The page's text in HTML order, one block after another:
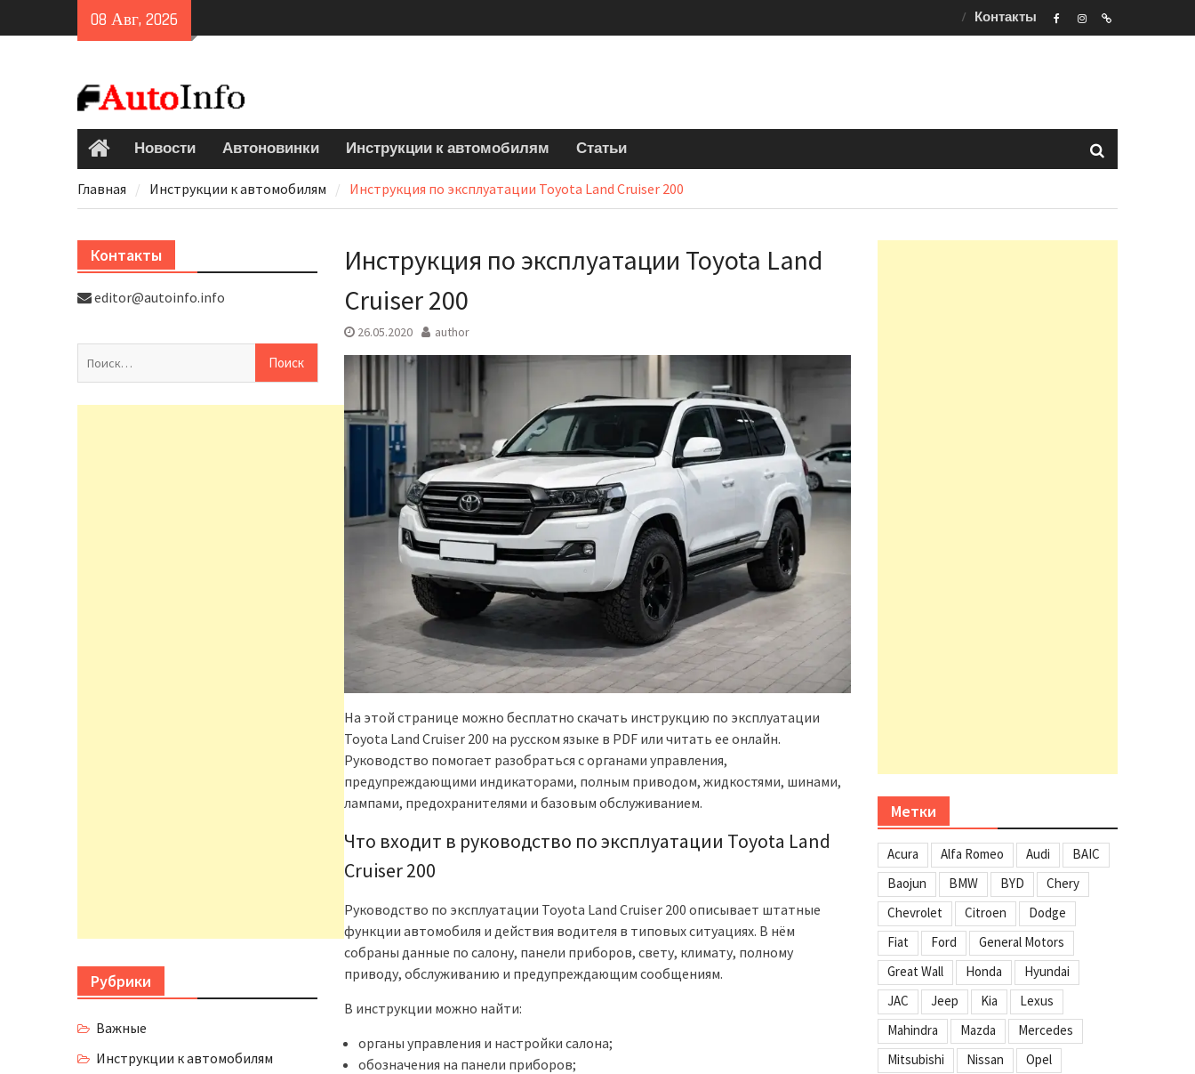
to
08 Авг, 2026 Контакты
Главная
Новости Автоновинки Инструкции к автомобилям Статьи
Главная Инструкции к автомобилям Инструкция по эксплуатации Toyota Land Cruiser 200
Инструкция по эксплуатации Toyota Land
Cruiser 200
26.05.2020 author
На этой странице можно бесплатно скачать инструкцию по эксплуатации
Toyota Land Cruiser 200 на русском языке в PDF или читать ее онлайн.
Руководство помогает разобраться с органами управления,
предупреждающими индикаторами, полным приводом, жидкостями, шинами,
лампами, предохранителями и базовым обслуживанием.
Что входит в руководство по эксплуатации Toyota Land
Cruiser 200
Руководство по эксплуатации Toyota Land Cruiser 200 описывает штатные
функции автомобиля и действия водителя в типовых ситуациях. В нём
собраны данные по салону, панели приборов, свету, климату, полному
приводу, обслуживанию и предупреждающим сообщениям.
В инструкции можно найти:
органы управления и настройки салона;
обозначения на панели приборов;
Метки
Acura Alfa Romeo Audi
BAIC
Baojun
BMW BYD
Chery
Chevrolet
Citroen
Dodge
Fiat
Ford
General Motors
Great Wall
Honda
Hyundai
JAC
Jeep Kia
Lexus
Mahindra
Mazda
Mercedes
Mitsubishi
Nissan
Opel
Контакты
editor@autoinfo.info
Найти:
Рубрики
Важные
Инструкции к автомобилям